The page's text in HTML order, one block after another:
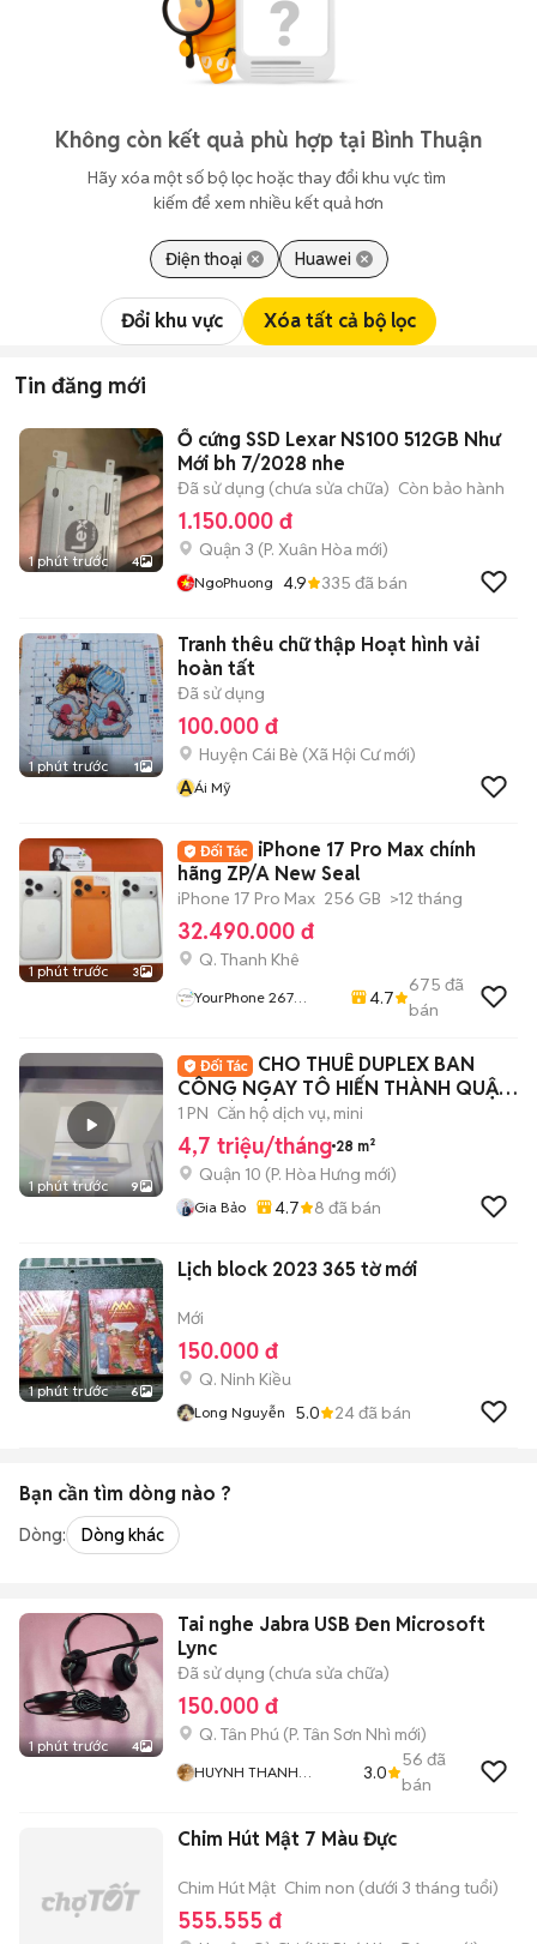
Không còn kết quả phù hợp tại Bình Thuận
Hãy xóa một số bộ lọc hoặc thay đổi khu vực tìm
kiếm để xem nhiều kết quả hơn
Điện thoại Huawei
Đổi khu vực Xóa tất cả bộ lọc
Tin đăng mới
1 phút trước 4
Ổ cứng SSD Lexar NS100 512GB Như
Mới bh 7/2028 nhe
Đã sử dụng (chưa sửa chữa) Còn bảo hành
1.150.000 đ
Quận 3 (P. Xuân Hòa mới)
NgoPhuong 4.9 335 đã bán
1 phút trước 1
Tranh thêu chữ thập Hoạt hình vải
hoàn tất
Đã sử dụng
100.000 đ
Huyện Cái Bè (Xã Hội Cưmới)
ÁÁi Mỹ
1 phút trước 3
iPhone 17 Pro Max chính
hãng ZP/A New Seal
iPhone 17 Pro Max 256 GB >12 tháng
32.490.000 đ
Q. Thanh Khê
YourPhone 267
4.7
675 đã
bán
1 phút trước 9
CHO THUÊ DUPLEX BAN
CÔNG NGAY TÔ HIẾN THÀNH QUẬN
10 GIÁ TỐT
1 PN Căn hộ dịch vụ, mini
4,7 triệu/tháng 28 m²
Quận 10 (P. Hòa Hưng mới)
Gia Bảo 4.7 8 đã bán
1 phút trước 6
Lịch block 2023 365 tờ mới
Mới
150.000 đ
Q. Ninh Kiều
Long Nguyễn 5.0 24đã bán
Bạn cần tìm dòng nào ?
Dòng: Dòng khác
1 phút trước 4
Tai nghe Jabra USB Đen Microsoft
Lync
Đã sử dụng (chưa sửa chữa)
150.000 đ
Q. Tân Phú (P. Tân Sơn Nhì mới)
HUYNH THANH
3.0
56 đã
bán
Chim Hút Mật 7 Màu Đực
Chim Hút Mật Chim non (dưới 3 tháng tuổi)
555.555 đ